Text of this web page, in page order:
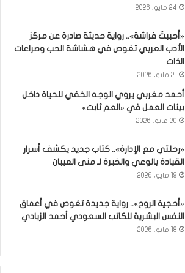
24 مايو، 2026
«أحببتُ فراشة».. رواية حديثة صادرة عن مركز
الأدب العربي تغوص في هشاشة الحب وصراعات
الذات
21 مايو، 2026
أحمد مغربي يروي الوجه الخفي للحياة داخل
بيئات العمل في «العم ثابت»
20 مايو، 2026
«رحلتي مع الإدارة».. كتاب جديد يكشف أسرار
القيادة بالوعي والخبرة لـ منى العيبان
19 مايو، 2026
«أحجية الروح».. رواية جديدة تغوص في أعماق
النفس البشرية للكاتب السعودي أحمد الزيادي
18 مايو، 2026